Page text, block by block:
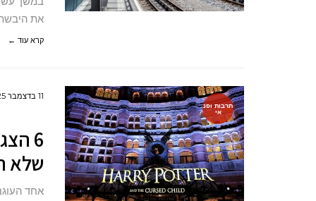
את
קרא עוד ←
תרבות ופנ
אי
11 בדצמבר 2025
6
שלא
אחד